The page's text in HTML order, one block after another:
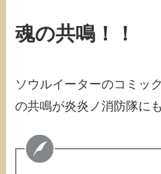
魂の共鳴！！
ソウルイーターのコミッ
の共鳴が炎炎ノ消防隊に